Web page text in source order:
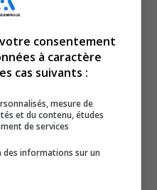
ses
pour
aux abords
du Service des
consentement
à caractère
cas suivants :
mesure de
et du contenu, études
de services
informations sur un